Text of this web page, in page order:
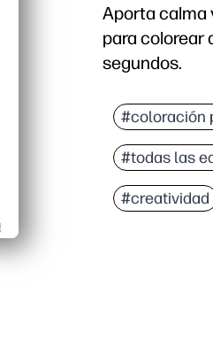
Aporta calma
para colorear
segundos.
Sin
Los
Desarrolla
Uso
#coloración
#todas las
#creatividad